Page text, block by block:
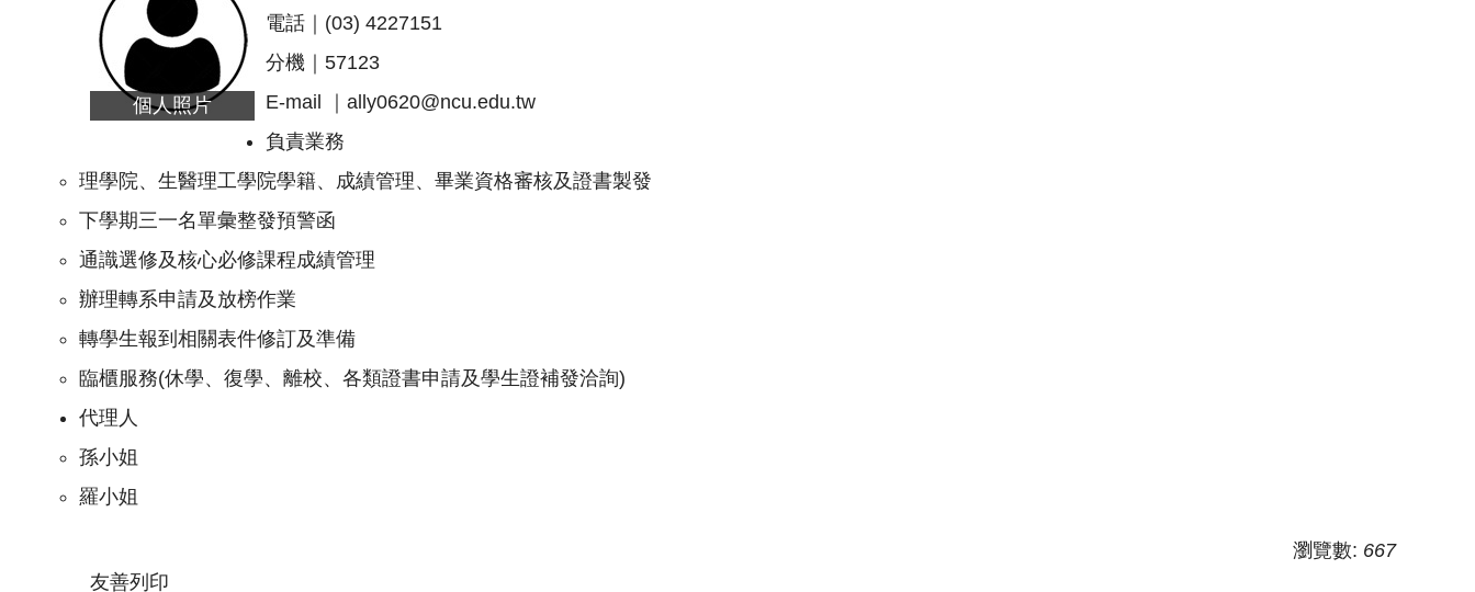
個人照片
電話｜(03) 4227151
分機｜57123
E-mail ｜ ally0620@ncu.edu.tw
負責業務
理學院、生醫理工學院學籍、成績管理、畢業資格審核及證書製發
下學期三一名單彙整發預警函
通識選修及核心必修課程成績管理
辦理轉系申請及放榜作業
轉學生報到相關表件修訂及準備
臨櫃服務(休學、復學、離校、各類證書申請及學生證補發洽詢)
代理人
孫小姐
羅小姐
瀏覽數: 667
友善列印